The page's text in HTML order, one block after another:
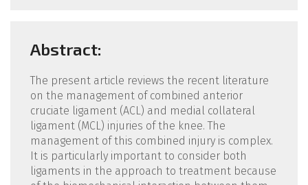
Abstract:
The present article reviews the recent literature
on the management of combined anterior
cruciate ligament (ACL) and medial collateral
ligament (MCL) injuries of the knee. The
management of this combined injury is complex.
It is particularly important to consider both
ligaments in the approach to treatment because